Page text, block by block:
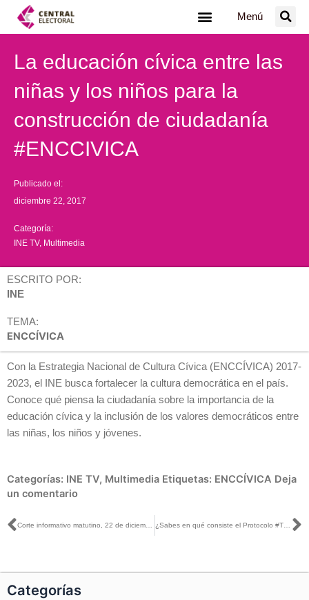
Menú
La educación cívica entre las
niñas y los niños para la
construcción de ciudadanía
#ENCCIVICA
Publicado el:
diciembre 22, 2017
Categoría:
INE TV, Multimedia
ESCRITO POR:
INE
TEMA:
ENCCÍVICA
Con la Estrategia Nacional de Cultura Cívica (ENCCÍVICA) 2017-
2023, el INE busca fortalecer la cultura democrática en el país.
Conoce qué piensa la ciudadanía sobre la importancia de la
educación cívica y la inclusión de los valores democráticos entre
las niñas, los niños y jóvenes.
Categorías: INE TV, Multimedia Etiquetas: ENCCÍVICA Deja
un comentario
Ant ¿Sabes en qué consiste el Protocolo #Trans?
Categorías